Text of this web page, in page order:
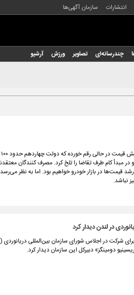
انتشارات سازمان آگهی‌ها
چندرسانه‌ای تصاویر ورزش آرشیو
کام طرف تقاضا را تلخ کرد. مصرف کنندگان
قیمت‌ها در بازار خودرو خواهیم بود. اما به نظر
نباشد.
در لندن دیدار کرد
شرکت در اجلاس شورای سازمان بین‌المللی دریانوردی